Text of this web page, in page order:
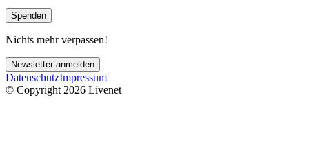
Spenden
Nichts mehr verpassen!
Newsletter anmelden
DatenschutzImpressum
© Copyright 2026 Livenet